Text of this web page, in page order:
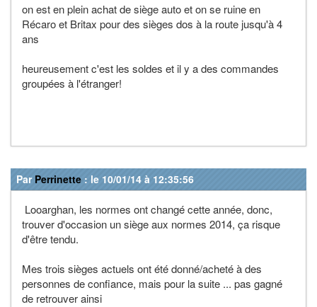
on est en plein achat de siège auto et on se ruine en
Récaro et Britax pour des sièges dos à la route jusqu'à 4
ans
heureusement c'est les soldes et il y a des commandes
groupées à l'étranger!
Par Perrinette : le 10/01/14 à 12:35:56
Looarghan, les normes ont changé cette année, donc,
trouver d'occasion un siège aux normes 2014, ça risque
d'être tendu.
Mes trois sièges actuels ont été donné/acheté à des
personnes de confiance, mais pour la suite ... pas gagné
de retrouver ainsi